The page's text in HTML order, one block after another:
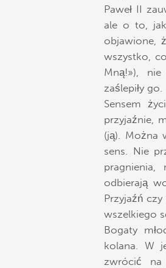
Paweł II
ale o to, jak
objawione,
wszystko,
Mną!»),
zaślepiły go.
Sensem
przyjaźnie,
(ją). Można
sens. Nie
pragnienia,
odbierają
Przyjaźń
wszelkiego
Bogaty
kolana. W
zwrócić na